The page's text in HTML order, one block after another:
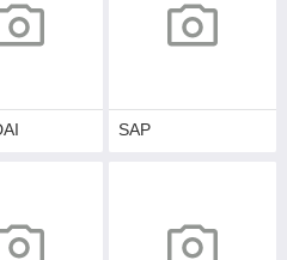
SAP